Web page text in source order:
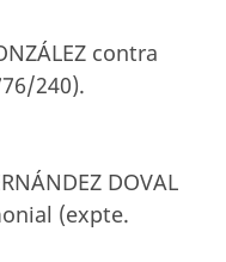
contra
240).
DOVAL
(expte.